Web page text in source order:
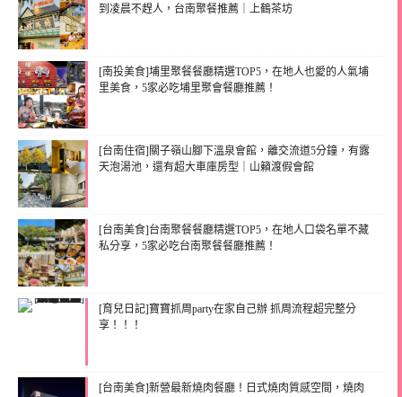
到凌晨不趕人，台南聚餐推薦｜上鶴茶坊
[南投美食]埔里聚餐餐廳精選TOP5，在地人也愛的人氣埔
里美食，5家必吃埔里聚會餐廳推薦！
[台南住宿]關子嶺山腳下溫泉會館，離交流道5分鐘，有露
天泡湯池，還有超大車庫房型｜山籟渡假會館
[台南美食]台南聚餐餐廳精選TOP5，在地人口袋名單不藏
私分享，5家必吃台南聚餐餐廳推薦！
[育兒日記]寶寶抓周party在家自己辦 抓周流程超完整分
享！！！
[台南美食]新營最新燒肉餐廳！日式燒肉質感空間，燒肉